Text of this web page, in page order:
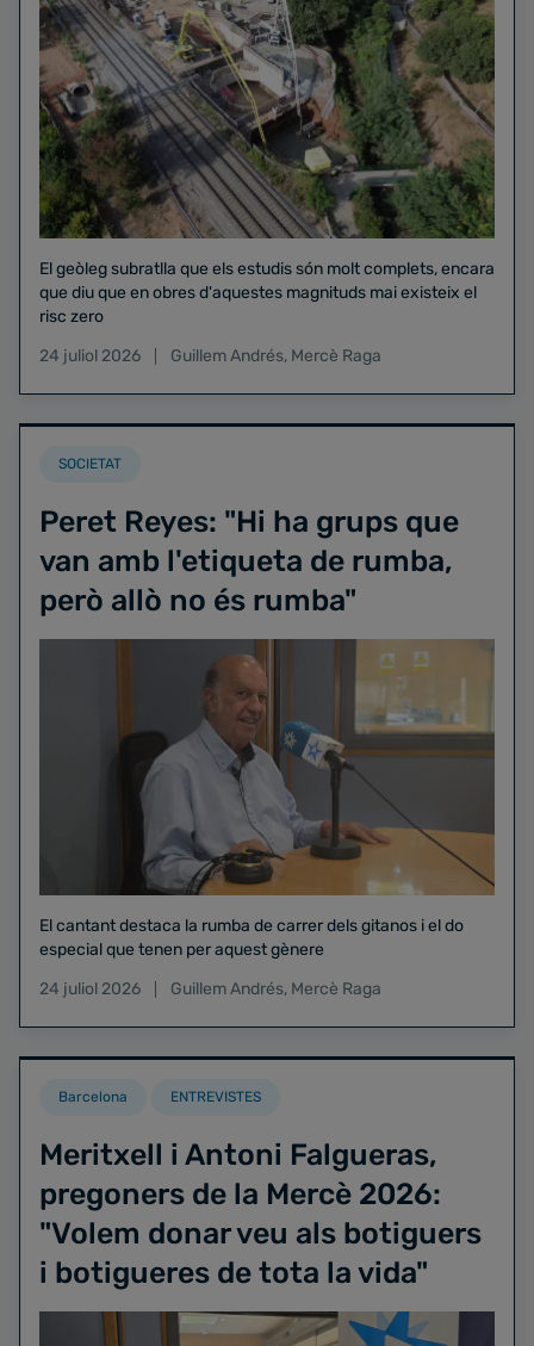
El geòleg subratlla que els estudis són molt complets, encara
que diu que en obres d'aquestes magnituds mai existeix el
risc zero
24 juliol 2026
Guillem Andrés, Mercè Raga
SOCIETAT
Peret Reyes: "Hi ha grups que
van amb l'etiqueta de rumba,
però allò no és rumba"
El cantant destaca la rumba de carrer dels gitanos i el do
especial que tenen per aquest gènere
24 juliol 2026
Guillem Andrés, Mercè Raga
Barcelona ENTREVISTES
Meritxell i Antoni Falgueras,
pregoners de la Mercè 2026:
"Volem donar veu als botiguers
i botigueres de tota la vida"